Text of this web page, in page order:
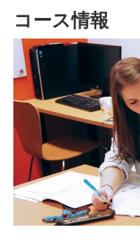
コース情報